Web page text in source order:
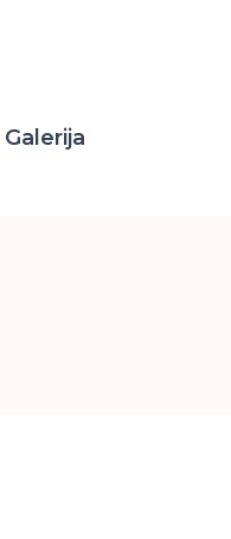
Galerija